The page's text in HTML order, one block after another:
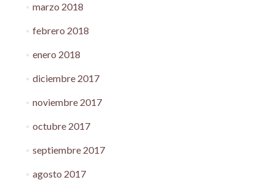
marzo 2018
febrero 2018
enero 2018
diciembre 2017
noviembre 2017
octubre 2017
septiembre 2017
agosto 2017